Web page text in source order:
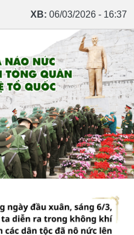
XB: 06/03/2026 - 16:37